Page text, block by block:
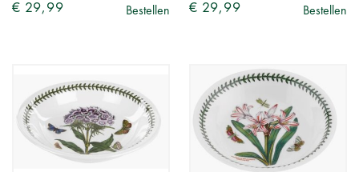
€ 29,99 Bestellen € 29,99 Bestellen